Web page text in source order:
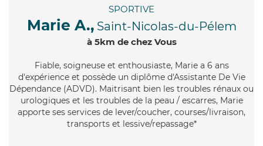
SPORTIVE
Marie A., Saint-Nicolas-du-Pélem
à 5km de chez Vous
Fiable, soigneuse et enthousiaste, Marie a 6 ans
d'expérience et possède un diplôme d'Assistante De Vie
Dépendance (ADVD). Maitrisant bien les troubles rénaux ou
urologiques et les troubles de la peau / escarres, Marie
apporte ses services de lever/coucher, courses/livraison,
transports et lessive/repassage*